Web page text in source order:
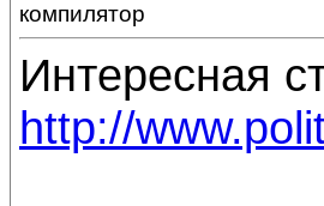
компилятор
Интересная
http://